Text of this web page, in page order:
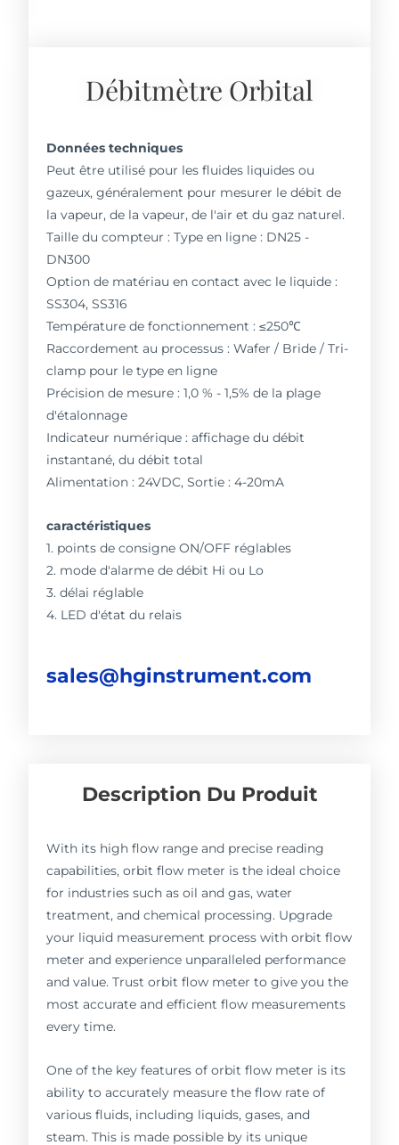
Débitmètre Orbital
Données techniques
Peut être utilisé pour les fluides liquides ou
gazeux, généralement pour mesurer le débit de
la vapeur, de la vapeur, de l'air et du gaz naturel.
Taille du compteur : Type en ligne : DN25 -
DN300
Option de matériau en contact avec le liquide :
SS304, SS316
Température de fonctionnement : ≤250℃
Raccordement au processus : Wafer / Bride / Tri-
clamp pour le type en ligne
Précision de mesure : 1,0 % - 1,5% de la plage
d'étalonnage
Indicateur numérique : affichage du débit
instantané, du débit total
Alimentation : 24VDC, Sortie : 4-20mA
caractéristiques
1. points de consigne ON/OFF réglables
2. mode d'alarme de débit Hi ou Lo
3. délai réglable
4. LED d'état du relais
sales@hginstrument.com
Description Du Produit
With its high flow range and precise reading
capabilities, orbit flow meter is the ideal choice
for industries such as oil and gas, water
treatment, and chemical processing. Upgrade
your liquid measurement process with orbit flow
meter and experience unparalleled performance
and value. Trust orbit flow meter to give you the
most accurate and efficient flow measurements
every time.
One of the key features of orbit flow meter is its
ability to accurately measure the flow rate of
various fluids, including liquids, gases, and
steam. This is made possible by its unique